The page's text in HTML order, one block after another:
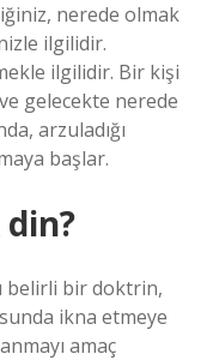
nerede olmak
ilgilidir.
ilgilidir. Bir kişi
gelecekte nerede
arzuladığı
başlar.
belirli bir doktrin,
ikna etmeye
amaç